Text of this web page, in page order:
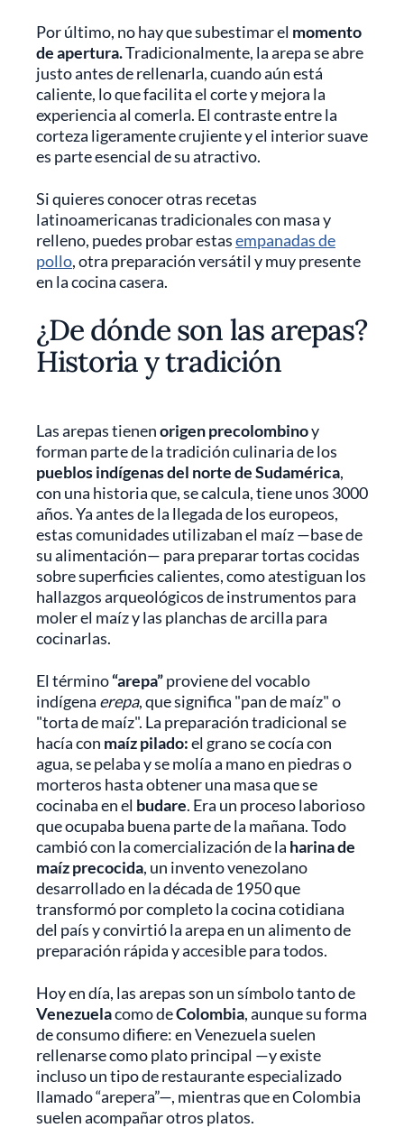
Por último, no hay que subestimar el momento
de apertura.Tradicionalmente, la arepa se abre
justo antes de rellenarla, cuando aún está
caliente, lo que facilita el corte y mejora la
experiencia al comerla. El contraste entre la
corteza ligeramente crujiente y el interior suave
es parte esencial de su atractivo.
Si quieres conocer otras recetas
latinoamericanas tradicionales con masa y
relleno, puedes probar estasempanadas de
pollo, otra preparación versátil y muy presente
en la cocina casera.
¿De dónde son las arepas?
Historia y tradición
Las arepas tienenorigen precolombinoy
forman parte de la tradición culinaria de los
pueblos indígenas del norte de Sudamérica,
con una historia que, se calcula, tiene unos 3000
años. Ya antes de la llegada de los europeos,
estas comunidades utilizaban el maíz —base de
su alimentación— para preparar tortas cocidas
sobre superficies calientes, como atestiguan los
hallazgos arqueológicos de instrumentos para
moler el maíz y las planchas de arcilla para
cocinarlas.
El término“arepa”proviene del vocablo
indígena erepa, que significa "pan de maíz" o
"torta de maíz". La preparación tradicional se
hacía con maíz pilado:el grano se cocía con
agua, se pelaba y se molía a mano en piedras o
morteros hasta obtener una masa que se
cocinaba en el budare. Era un proceso laborioso
que ocupaba buena parte de la mañana. Todo
cambió con la comercialización de la harina de
maíz precocida, un invento venezolano
desarrollado en la década de 1950 que
transformó por completo la cocina cotidiana
del país y convirtió la arepa en un alimento de
preparación rápida y accesible para todos.
Hoy en día, las arepas son un símbolo tanto de
Venezuelacomo deColombia, aunque su forma
de consumo difiere: en Venezuela suelen
rellenarse como plato principal —y existe
incluso un tipo de restaurante especializado
llamado “arepera”—, mientras que en Colombia
suelen acompañar otros platos.